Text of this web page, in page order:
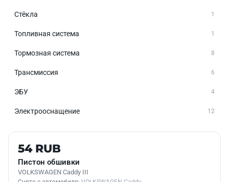
Стёкла 1
Топливная система 1
Тормозная система 8
Трансмиссия 6
ЭБУ 4
Электрооснащение 12
Б/У В НАЛИЧИИ
54 RUB
Пистон обшивки
VOLKSWAGEN Caddy III